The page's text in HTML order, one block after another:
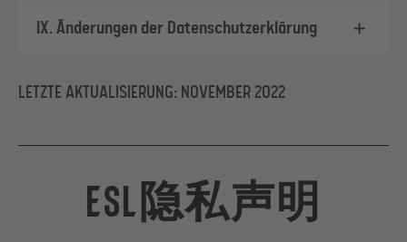
that are responsible for pursuing our
(Workspace).
Tournament you participate in, it is
possible that Subsidiaries of ours
jointly process personal data with us
according to Sect. II.1. as well as third-
IX. Änderungen der Datenschutzerklärung
LETZTE AKTUALISIERUNG: NOVEMBER 2022
ESL隐私声明